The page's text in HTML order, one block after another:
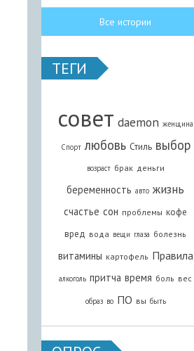
Все истории
ТЕГИ
совет daemon женщина
Спорт любовь Стиль выбор
возраст брак деньги
беременность авто жизнь
счастье сон проблемы кофе
вред вода вещи глаза болезнь
витамины картофель Правила
алкоголь притча время боль вес
образ во ПО вы быть